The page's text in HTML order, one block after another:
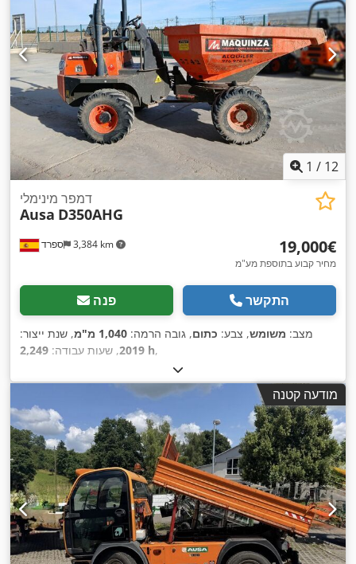
1 / 12
ספרד 3,384 km
דמפר מינימלי
Ausa D350AHG
‏19,000 ‏€
מחיר קבוע בתוספת מע"מ
פנה התקשר
מצב: משומש, צבע: כתום, גובה הרמה: 1,040 מ"מ
, שנת ייצור:
2019, שעות עבודה: 2,249 h,
מודעה קטנה